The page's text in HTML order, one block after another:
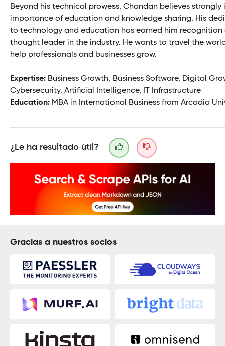
Beyond his technical prowess, Chandan believes strongly
importance of education and knowledge sharing. His
to technology and education has earned him recognition
thought leader in the industry. He wants to travel the
help professionals and businesses grow.
Expertise: Business Growth, Business Software, Digital
Cybersecurity, Artificial Intelligence, IT Infrastructure
Education: MBA in International Business from Arcadia
¿Le ha resultado útil?
Gracias a nuestros socios